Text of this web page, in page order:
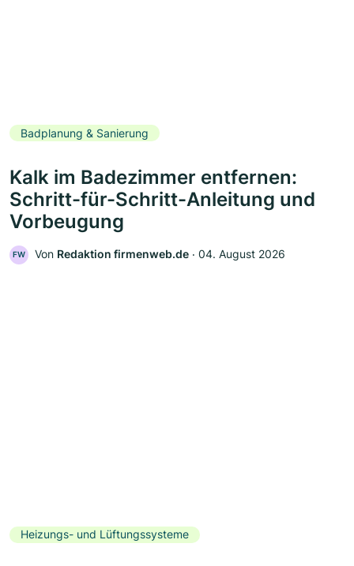
Badplanung & Sanierung
Kalk im Badezimmer entfernen:
Schritt-für-Schritt-Anleitung und
Vorbeugung
FW Von Redaktion firmenweb.de ‧ 04. August 2026
Heizungs- und Lüftungssysteme